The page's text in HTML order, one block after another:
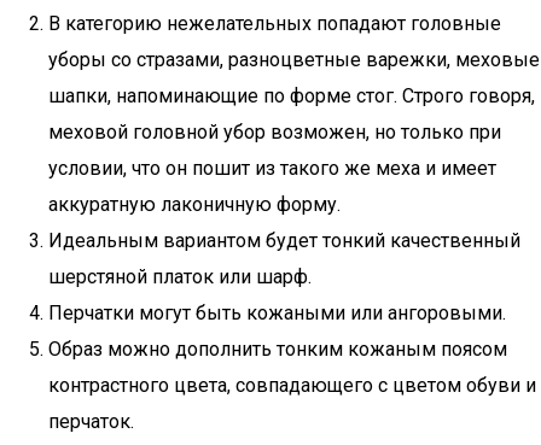
В категорию нежелательных попадают головные
уборы со стразами, разноцветные варежки, меховые
шапки, напоминающие по форме стог. Строго говоря,
меховой головной убор возможен, но только при
условии, что он пошит из такого же меха и имеет
аккуратную лаконичную форму.
Идеальным вариантом будет тонкий качественный
шерстяной платок или шарф.
Перчатки могут быть кожаными или ангоровыми.
Образ можно дополнить тонким кожаным поясом
контрастного цвета, совпадающего с цветом обуви и
перчаток.